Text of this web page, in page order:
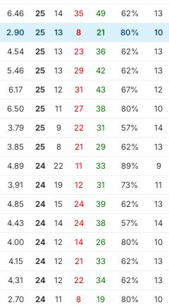
13
62%
49
35
14
25
6.46
10
80%
21
8
13
25
2.90
13
62%
36
23
13
25
4.54
13
62%
42
29
13
25
5.46
12
67%
43
31
12
25
6.17
10
80%
38
27
11
25
6.50
14
57%
31
22
9
25
3.79
13
62%
29
21
8
25
3.85
9
89%
33
11
22
24
4.89
11
73%
31
12
19
24
3.91
13
62%
39
24
15
24
4.85
14
57%
38
24
14
24
4.43
10
80%
26
14
12
24
4.00
13
62%
33
21
12
24
4.15
13
62%
34
22
12
24
4.31
10
80%
19
8
11
24
2.70